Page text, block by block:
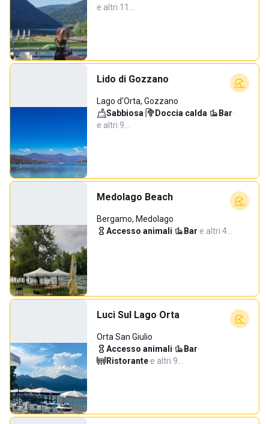
e altri 11…
Lido di Gozzano
Lago d'Orta, Gozzano
Sabbiosa· Doccia calda· Bar·
e altri 9…
Medolago Beach
Bergamo, Medolago
Accesso animali· Bar·e altri 4…
Luci Sul Lago Orta
Orta San Giulio
Accesso animali· Bar·
Ristorante·e altri 9…